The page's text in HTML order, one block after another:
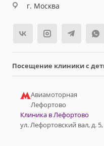
г. Москва
Посещение клиники с
Авиамоторная
Лефортово
Клиника в Лефортово
ул. Лефортовский вал, д. 5,